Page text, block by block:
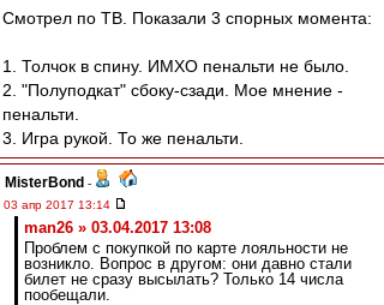
Смотрел по ТВ. Показали 3 спорных момента:
1. Толчок в спину. ИМХО пенальти не было.
2. "Полуподкат" сбоку-сзади. Мое мнение -
пенальти.
3. Игра рукой. То же пенальти.
MisterBond -
03 апр 2017 13:14
man26 » 03.04.2017 13:08
Проблем с покупкой по карте лояльности не
возникло. Вопрос в другом: они давно стали
билет не сразу высылать? Только 14 числа
пообещали.